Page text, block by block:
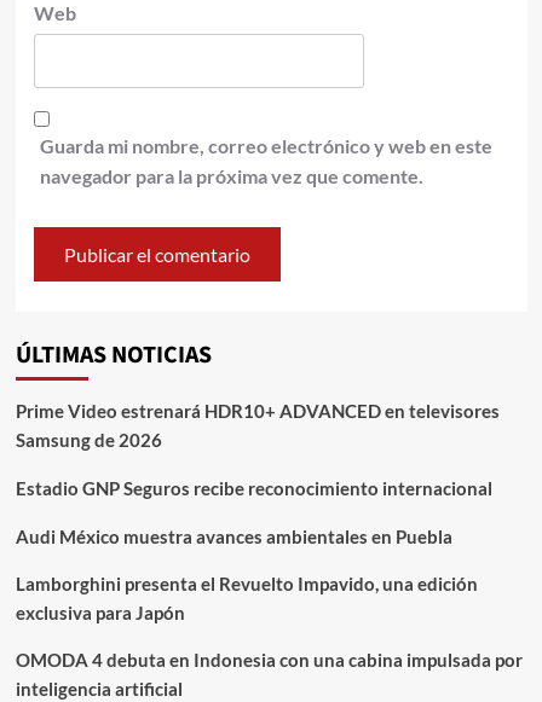
Web
Guarda mi nombre, correo electrónico y web en este
navegador para la próxima vez que comente.
ÚLTIMAS NOTICIAS
Prime Video estrenará HDR10+ ADVANCED en televisores
Samsung de 2026
Estadio GNP Seguros recibe reconocimiento internacional
Audi México muestra avances ambientales en Puebla
Lamborghini presenta el Revuelto Impavido, una edición
exclusiva para Japón
OMODA 4 debuta en Indonesia con una cabina impulsada por
inteligencia artificial